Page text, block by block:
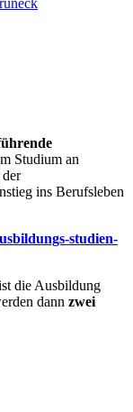
Studium an
ins Berufsleben
studien-
die Ausbildung
dann zwei